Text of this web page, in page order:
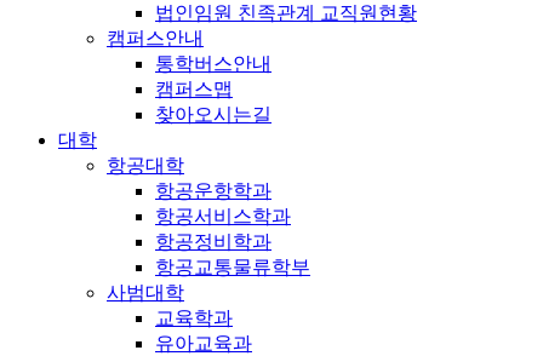
법인임원 친족관계 교직원현황
캠퍼스안내
통학버스안내
캠퍼스맵
찾아오시는길
대학
항공대학
항공운항학과
항공서비스학과
항공정비학과
항공교통물류학부
사범대학
교육학과
유아교육과